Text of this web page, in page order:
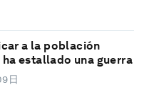
a la población
estallado una guerra
日